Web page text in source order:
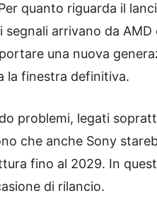
quanto riguarda il
segnali arrivano da AMD
una nuova
la finestra definitiva.
problemi, legati
che anche Sony
fino al 2029. In
di rilancio.